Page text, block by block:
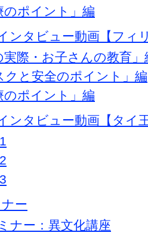
のポイント」編
ンタビュー動画【フィ
実際・お子さんの教育」
クと安全のポイント」編
のポイント」編
ンタビュー動画【タイ
ー
ナー：異文化講座